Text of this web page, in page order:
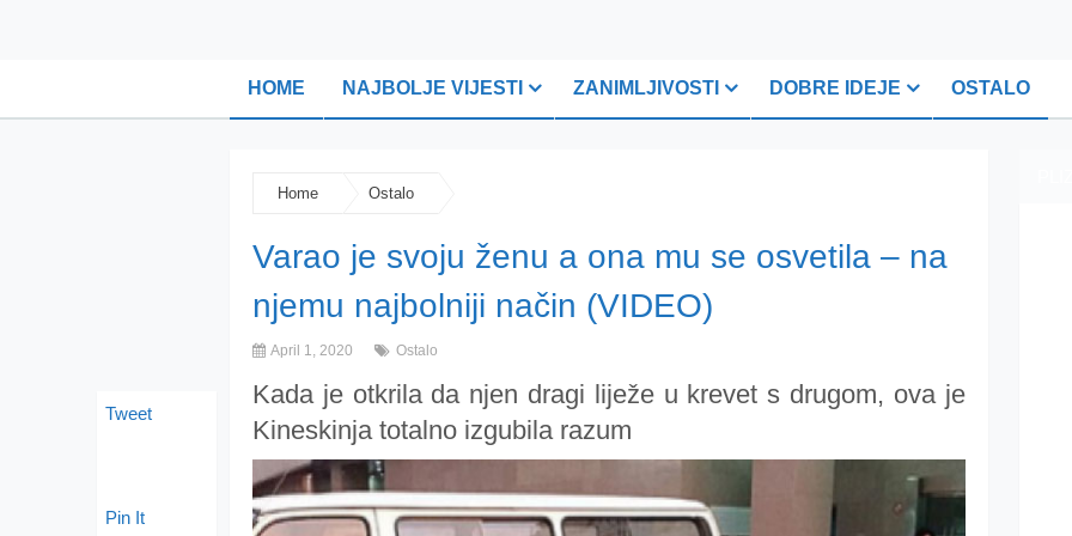
HOME NAJBOLJE VIJESTI ZANIMLJIVOSTI DOBRE IDEJE OSTALO
Home Ostalo
Varao je svoju ženu a ona mu se osvetila – na
njemu najbolniji način (VIDEO)
April 1, 2020 Ostalo
Kada je otkrila da njen dragi liježe u krevet s drugom, ova je
Kineskinja totalno izgubila razum
Tweet
Pin It